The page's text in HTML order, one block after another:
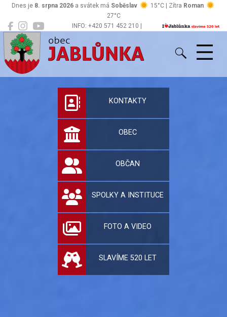
INFO: +420 571 452 210 |
Dnes je 8. srpna 2026 a svátek má Soběslav 15°C | Zítra Roman
27°C
Jablůnka
Oficiální stránky
KONTAKTY
OBEC
OBČAN
SPOLKY A INSTITUCE
FOTO A VIDEO
SLAVÍME 520 LET